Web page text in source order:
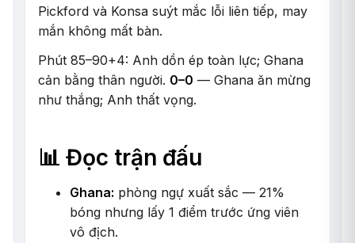
Pickford và Konsa suýt mắc lỗi liên tiếp, may
mắn không mất bàn.
Phút 85–90+4: Anh dồn ép toàn lực; Ghana
cản bằng thân người. 0–0 — Ghana ăn mừng
như thắng; Anh thất vọng.
📊 Đọc trận đấu
Ghana: phòng ngự xuất sắc — 21%
bóng nhưng lấy 1 điểm trước ứng viên
vô địch.